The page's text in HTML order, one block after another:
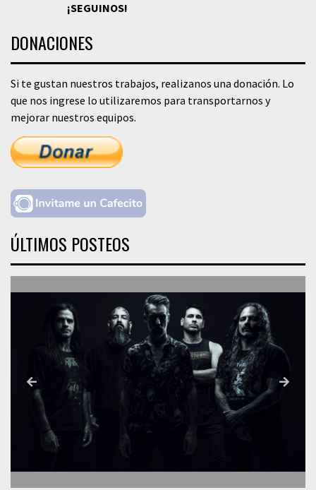
¡SEGUINOS!
DONACIONES
Si te gustan nuestros trabajos, realizanos una donación. Lo
que nos ingrese lo utilizaremos para transportarnos y
mejorar nuestros equipos.
ÚLTIMOS POSTEOS